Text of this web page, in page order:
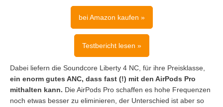
bei Amazon kaufen »
Testbericht lesen »
Dabei liefern die Soundcore Liberty 4 NC, für ihre Preisklasse,
ein enorm gutes ANC, dass fast (!) mit den AirPods Pro
mithalten kann. Die AirPods Pro schaffen es hohe Frequenzen
noch etwas besser zu eliminieren, der Unterschied ist aber so